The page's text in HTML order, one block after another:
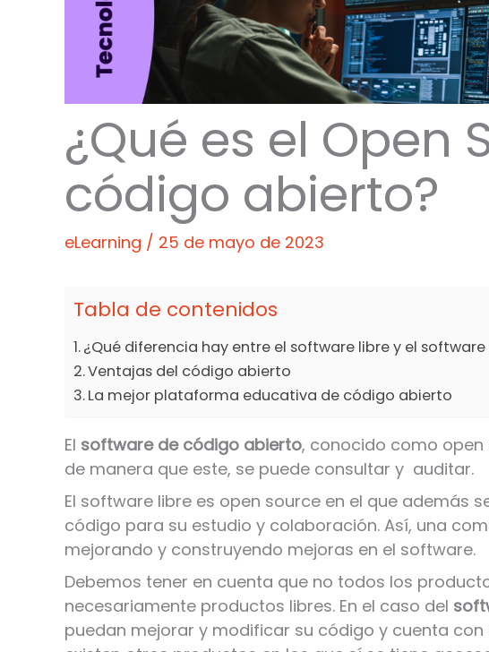
¿Qué es el Open
código abierto?
eLearning / 25 de mayo de 2023
Tabla de contenidos
¿Qué diferencia hay entre el software libre y el
Ventajas del código abierto
La mejor plataforma educativa de código abierto
El software de código abierto, conocido como
de manera que este, se puede consultar y auditar.
El software libre es open source en el que además
código para su estudio y colaboración. Así, una
mejorando y construyendo mejoras en el software.
Debemos tener en cuenta que no todos los
necesariamente productos libres. En el caso del
puedan mejorar y modificar su código y cuenta